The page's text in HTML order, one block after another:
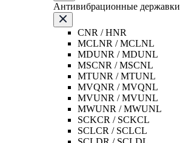
Антивибрационные державки
CNR / HNR
MCLNR / MCLNL
MDUNR / MDUNL
MSCNR / MSCNL
MTUNR / MTUNL
MVQNR / MVQNL
MVUNR / MVUNL
MWUNR / MWUNL
SCKCR / SCKCL
SCLCR / SCLCL